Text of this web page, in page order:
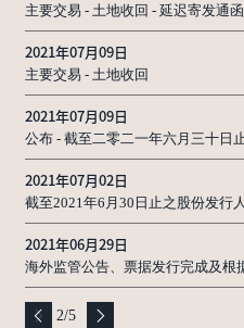
主要交易 - 土地收回 - 延迟寄发通函
2021年07月09日
主要交易 - 土地收回
2021年07月09日
公布 - 截至二零二一年六月三十日
2021年07月02日
截至2021年6月30日止之股份发行
2021年06月29日
海外监管公告、票据发行完成及根
2/5